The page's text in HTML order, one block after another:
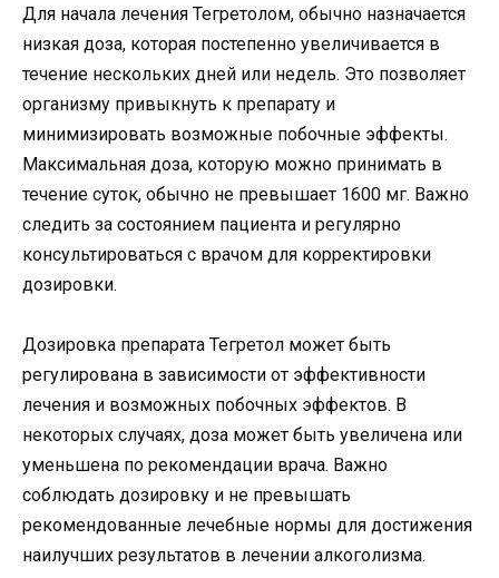
Для начала лечения Тегретолом, обычно назначается
низкая доза, которая постепенно увеличивается в
течение нескольких дней или недель. Это позволяет
организму привыкнуть к препарату и
минимизировать возможные побочные эффекты.
Максимальная доза, которую можно принимать в
течение суток, обычно не превышает 1600 мг. Важно
следить за состоянием пациента и регулярно
консультироваться с врачом для корректировки
дозировки.
Дозировка препарата Тегретол может быть
регулирована в зависимости от эффективности
лечения и возможных побочных эффектов. В
некоторых случаях, доза может быть увеличена или
уменьшена по рекомендации врача. Важно
соблюдать дозировку и не превышать
рекомендованные лечебные нормы для достижения
наилучших результатов в лечении алкоголизма.